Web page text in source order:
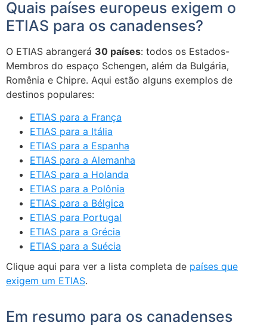
Quais países europeus exigem o
ETIAS para os canadenses?
O ETIAS abrangerá 30 países: todos os Estados-
Membros do espaço Schengen, além da Bulgária,
Romênia e Chipre. Aqui estão alguns exemplos de
destinos populares:
ETIAS para a França
ETIAS para a Itália
ETIAS para a Espanha
ETIAS para a Alemanha
ETIAS para a Holanda
ETIAS para a Polônia
ETIAS para a Bélgica
ETIAS para Portugal
ETIAS para a Grécia
ETIAS para a Suécia
Clique aqui para ver a lista completa de países que
exigem um ETIAS.
Em resumo para os canadenses